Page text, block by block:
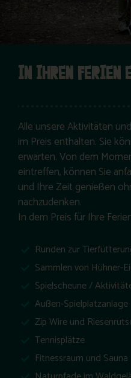
IN IHREN FERIEN
Alle unsere Aktivitäten
im Preis enthalten. Sie
erwarten. Von dem
eintreffen, können Sie
und Ihre Zeit genießen
nachzudenken.
In dem Preis für Ihre
Runden zur
Sammlen von Hühner-
Spielscheune /
Außen-Spielplatzanlage
Zip Wire und
Tennisplätze
Fitnessraum und Sauna